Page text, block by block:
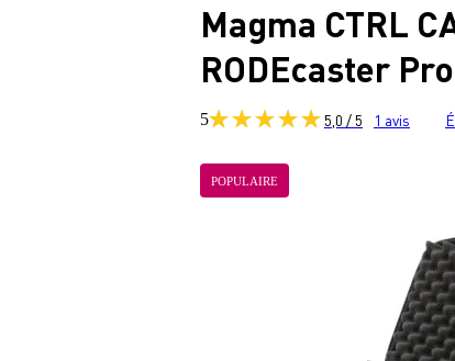
Magma CTRL
RODEcaster
5 5,0 / 5 1 avis
POPULAIRE